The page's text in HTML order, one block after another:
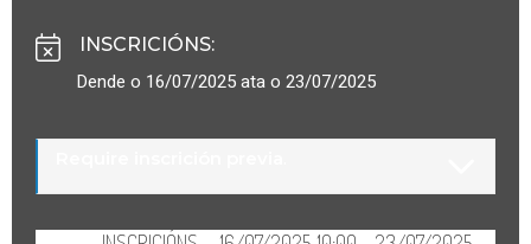
INSCRICIÓNS:
Dende o 16/07/2025 ata o 23/07/2025